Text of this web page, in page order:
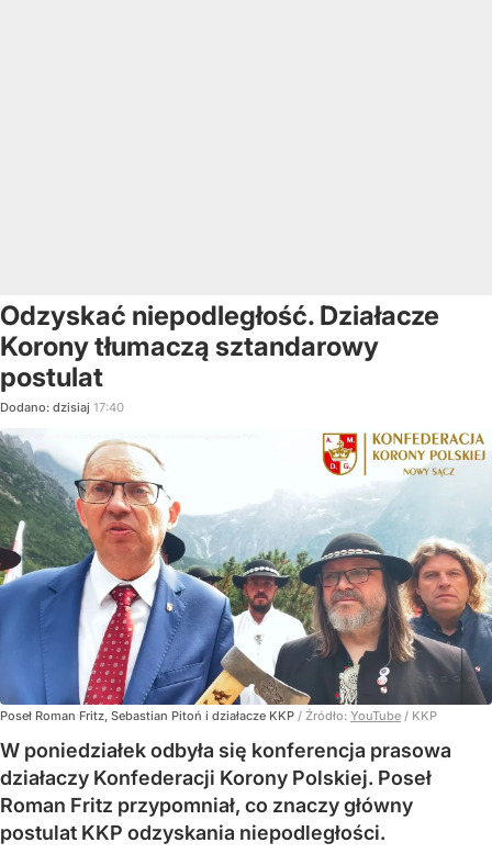
Odzyskać niepodległość. Działacze
Korony tłumaczą sztandarowy
postulat
Dodano: dzisiaj 17:40
Poseł Roman Fritz, Sebastian Pitoń i działacze KKP / Źródło: YouTube / KKP
W poniedziałek odbyła się konferencja prasowa
działaczy Konfederacji Korony Polskiej. Poseł
Roman Fritz przypomniał, co znaczy główny
postulat KKP odzyskania niepodległości.